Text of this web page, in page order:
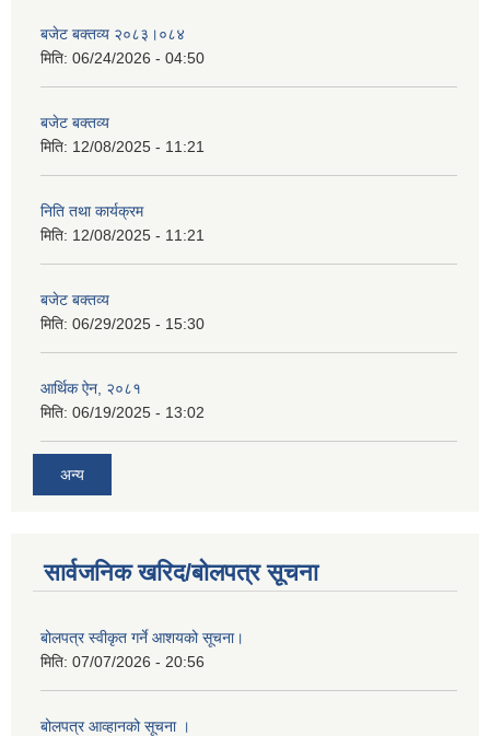
बजेट बक्तव्य २०८३।०८४
मिति: 06/24/2026 - 04:50
बजेट बक्तव्य
मिति: 12/08/2025 - 11:21
निति तथा कार्यक्रम
मिति: 12/08/2025 - 11:21
बजेट बक्तव्य
मिति: 06/29/2025 - 15:30
आर्थिक ऐन, २०८१
मिति: 06/19/2025 - 13:02
अन्य
सार्वजनिक खरिद/बोलपत्र सूचना
बोलपत्र स्वीकृत गर्ने आशयको सूचना।
मिति: 07/07/2026 - 20:56
बोलपत्र आव्हानको सूचना ।